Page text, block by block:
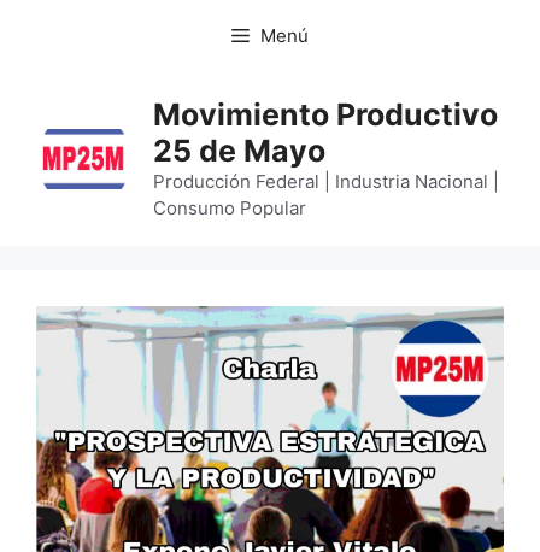
Menú
Movimiento Productivo
25 de Mayo
Producción Federal | Industria Nacional |
Consumo Popular